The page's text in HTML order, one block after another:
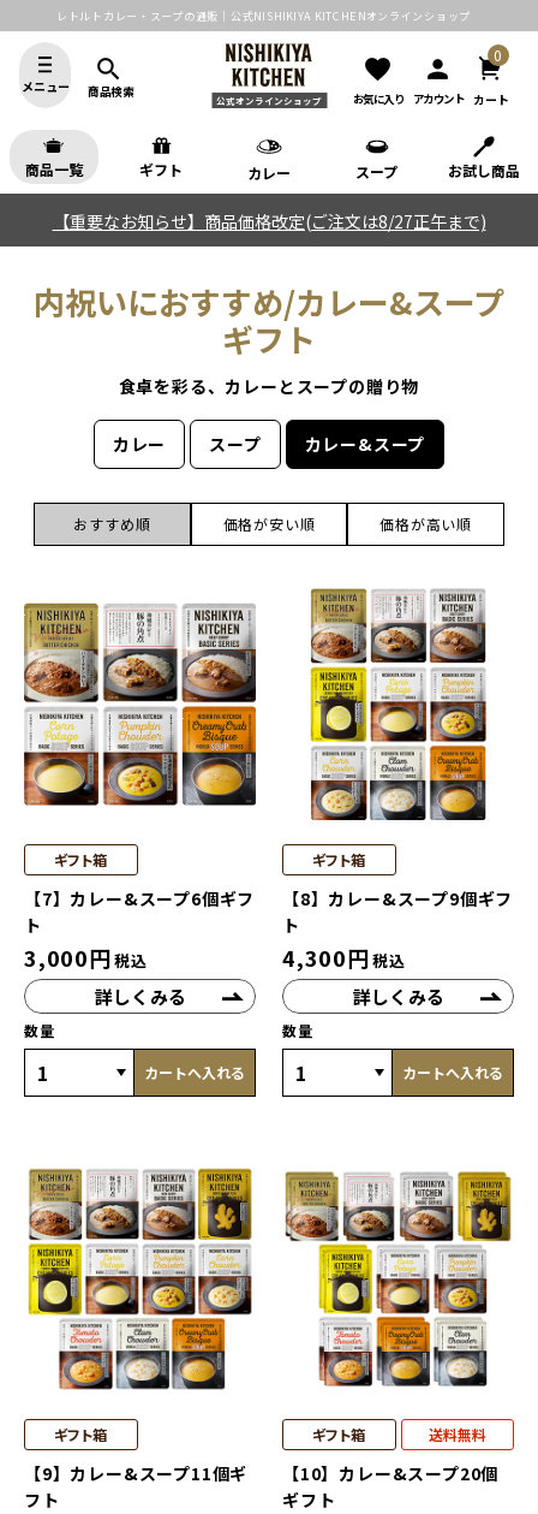
レトルトカレー・スープの通販｜公式NISHIKIYA KITCHENオンラインショップ
メニュー
search
商品検索
公式オンラインショップ
favorite
お気に入り
person
アカウント カート
0
商品一覧 ギフト カレー スープ お試し商品
【重要なお知らせ】商品価格改定(ご注文は8/27正午まで)
内祝いにおすすめ/カレー&スープ
ギフト
食卓を彩る、カレーとスープの贈り物
カレー スープ カレー&スープ
おすすめ順 価格が安い順 価格が高い順
ギフト箱
【7】カレー&スープ6個ギフ
ト
3,000円税込
詳しくみる
数量
カートへ入れる
ギフト箱
【8】カレー&スープ9個ギフ
ト
4,300円税込
詳しくみる
数量
カートへ入れる
ギフト箱
【9】カレー&スープ11個ギ
フト
ギフト箱 送料無料
【10】カレー&スープ20個
ギフト